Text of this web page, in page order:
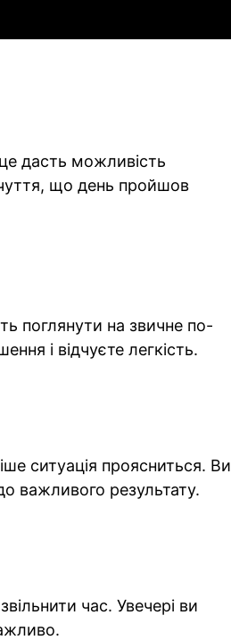
дасть можливість
що день пройшов
поглянути на звичне по-
і відчуєте легкість.
ситуація проясниться. Ви
важливого результату.
час. Увечері ви